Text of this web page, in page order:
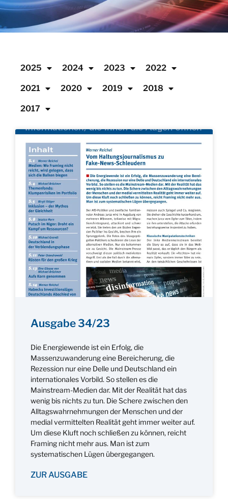
2025 2024 2023 2022
2021 2020 2019 2018
2017
Ausgabe 34/23
Die Energiewende ist ein Erfolg, die
Massenzuwanderung eine Bereicherung, die
Rezession nur eine Delle und Deutschland ein
internationales Vorbild. So stellen es die
Mainstream-Medien dar. Mit der Realität hat das
wenig bis nichts zu tun. Die Schere zwischen den
Alltagswahrnehmungen der Menschen und der
medial vermittelten Realität geht immer weiter auf.
Um diese Kluft noch schließen zu können, reicht
Framing nicht mehr aus. Man ist zum
systematischen Lügen übergegangen.
ZUR AUSGABE